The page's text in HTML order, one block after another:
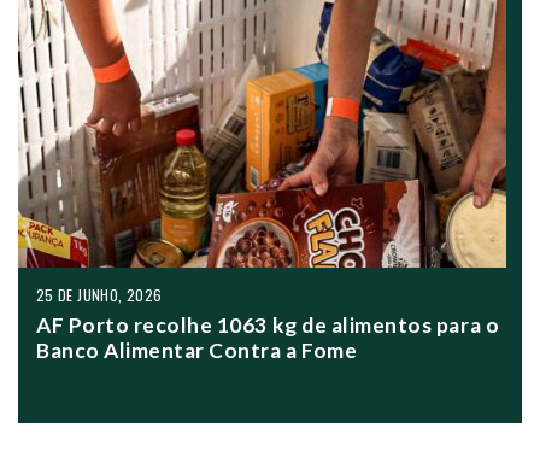
25 DE JUNHO, 2026
AF Porto recolhe 1063 kg de alimentos para o
Banco Alimentar Contra a Fome